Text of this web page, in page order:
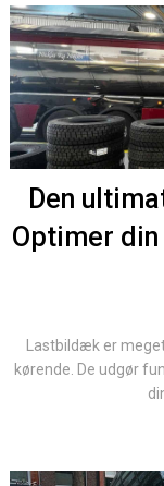
Den
Optimer
Lastbildæk er
kørende. De udgør